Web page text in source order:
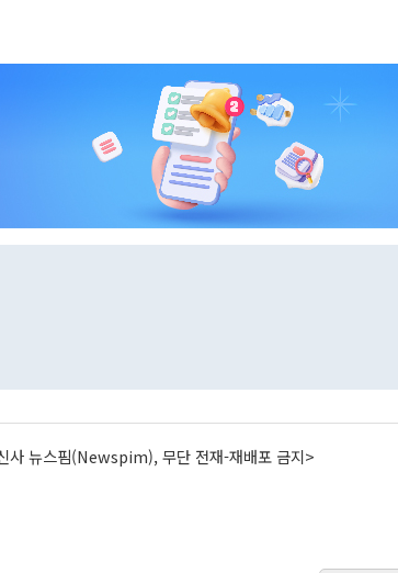
사 뉴스핌(Newspim), 무단 전재-재배포 금지>